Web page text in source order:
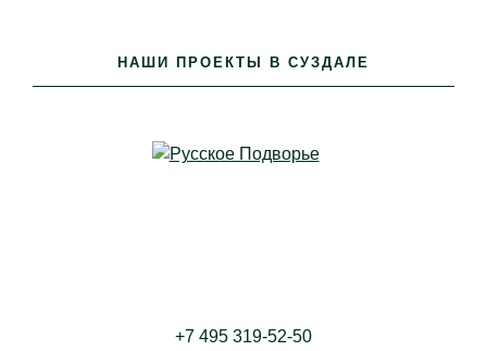
+7 495 319-52-50
НАШИ ПРОЕКТЫ В СУЗДАЛЕ